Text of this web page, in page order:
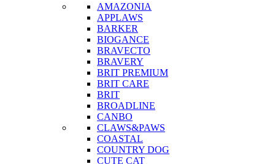
AMAZONIA
APPLAWS
BARKER
BIOGANCE
BRAVECTO
BRAVERY
BRIT PREMIUM
BRIT CARE
BRIT
BROADLINE
CANBO
CLAWS&PAWS
COASTAL
COUNTRY DOG
CUTE CAT